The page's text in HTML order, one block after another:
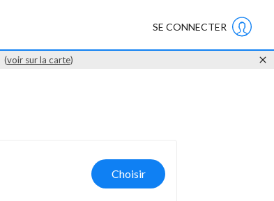
SE CONNECTER
(voir sur la carte)
Choisir